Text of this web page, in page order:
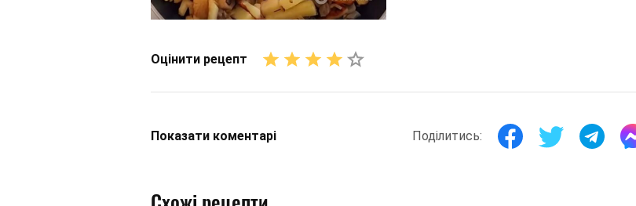
Оцінити рецепт
Показати коментарі Поділитись: